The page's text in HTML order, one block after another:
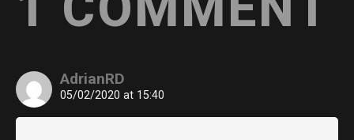
AdrianRD
05/02/2020 at 15:40